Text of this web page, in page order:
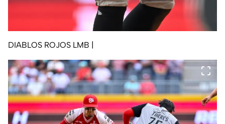
DIABLOS ROJOS LMB |